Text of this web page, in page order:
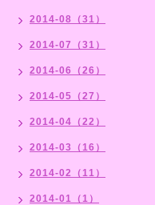
2014-08（31）
2014-07（31）
2014-06（26）
2014-05（27）
2014-04（22）
2014-03（16）
2014-02（11）
2014-01（1）